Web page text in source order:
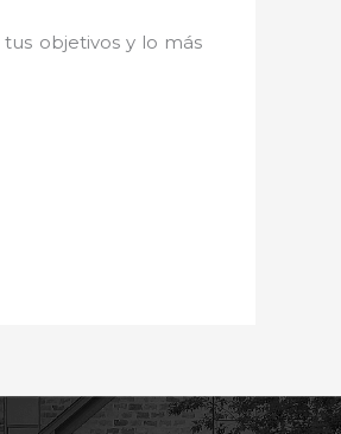
objetivos y lo más